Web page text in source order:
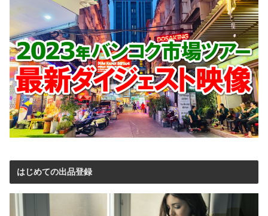
はじめての出品登録